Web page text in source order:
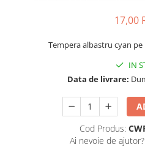
Dezvoltare cognitiva
Jucării de sortare
Dezvoltare psihomotrica
Dezvoltare vestibulara
17,00
Tempera albastru cyan pe
IN
Data de livrare:
Cod Produs:
Ai nevoie de ajutor?